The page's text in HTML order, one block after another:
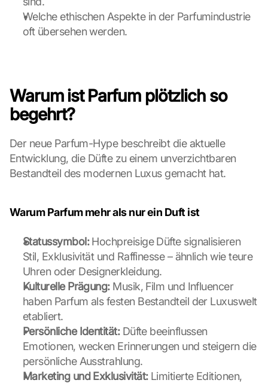
Welche ethischen Aspekte in der Parfumindustrie
oft übersehen werden.
Warum ist Parfum plötzlich so
begehrt?
Der neue Parfum-Hype beschreibt die aktuelle
Entwicklung, die Düfte zu einem unverzichtbaren
Bestandteil des modernen Luxus gemacht hat.
Warum Parfum mehr als nur ein Duft ist
Statussymbol: Hochpreisige Düfte signalisieren
Stil, Exklusivität und Raffinesse – ähnlich wie teure
Uhren oder Designerkleidung.
Kulturelle Prägung: Musik, Film und Influencer
haben Parfum als festen Bestandteil der Luxuswelt
etabliert.
Persönliche Identität: Düfte beeinflussen
Emotionen, wecken Erinnerungen und steigern die
persönliche Ausstrahlung.
Marketing und Exklusivität: Limitierte Editionen,